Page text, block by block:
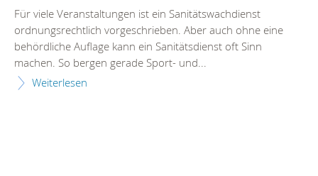
Für viele Veranstaltungen ist ein Sanitätswachdienst
ordnungsrechtlich vorgeschrieben. Aber auch ohne eine
behördliche Auflage kann ein Sanitätsdienst oft Sinn
machen. So bergen gerade Sport- und...
Weiterlesen